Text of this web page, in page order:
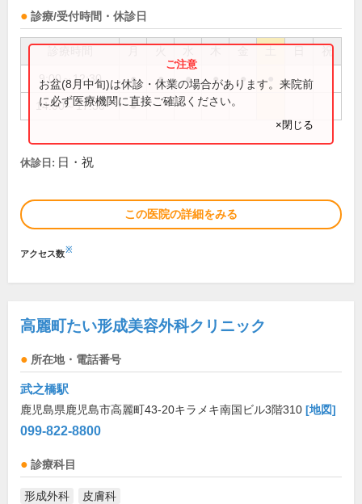
診療/受付時間・休診日
祝
9:00～12:30 ● ● ● ● ●
14:00～17:30 ●
お盆(8月中旬)は休診・休業の場合があります。来院前
に必ず医療機関に直接ご確認ください。
×閉じる
休診日: 日・祝
この医院の詳細をみる
アクセス数※
高麗町たい形成美容外科クリニック
所在地・電話番号
武之橋駅
鹿児島県鹿児島市高麗町43-20キラメキ南国ビル3階310 [地図]
099-822-8800
診療科目
形成外科 皮膚科